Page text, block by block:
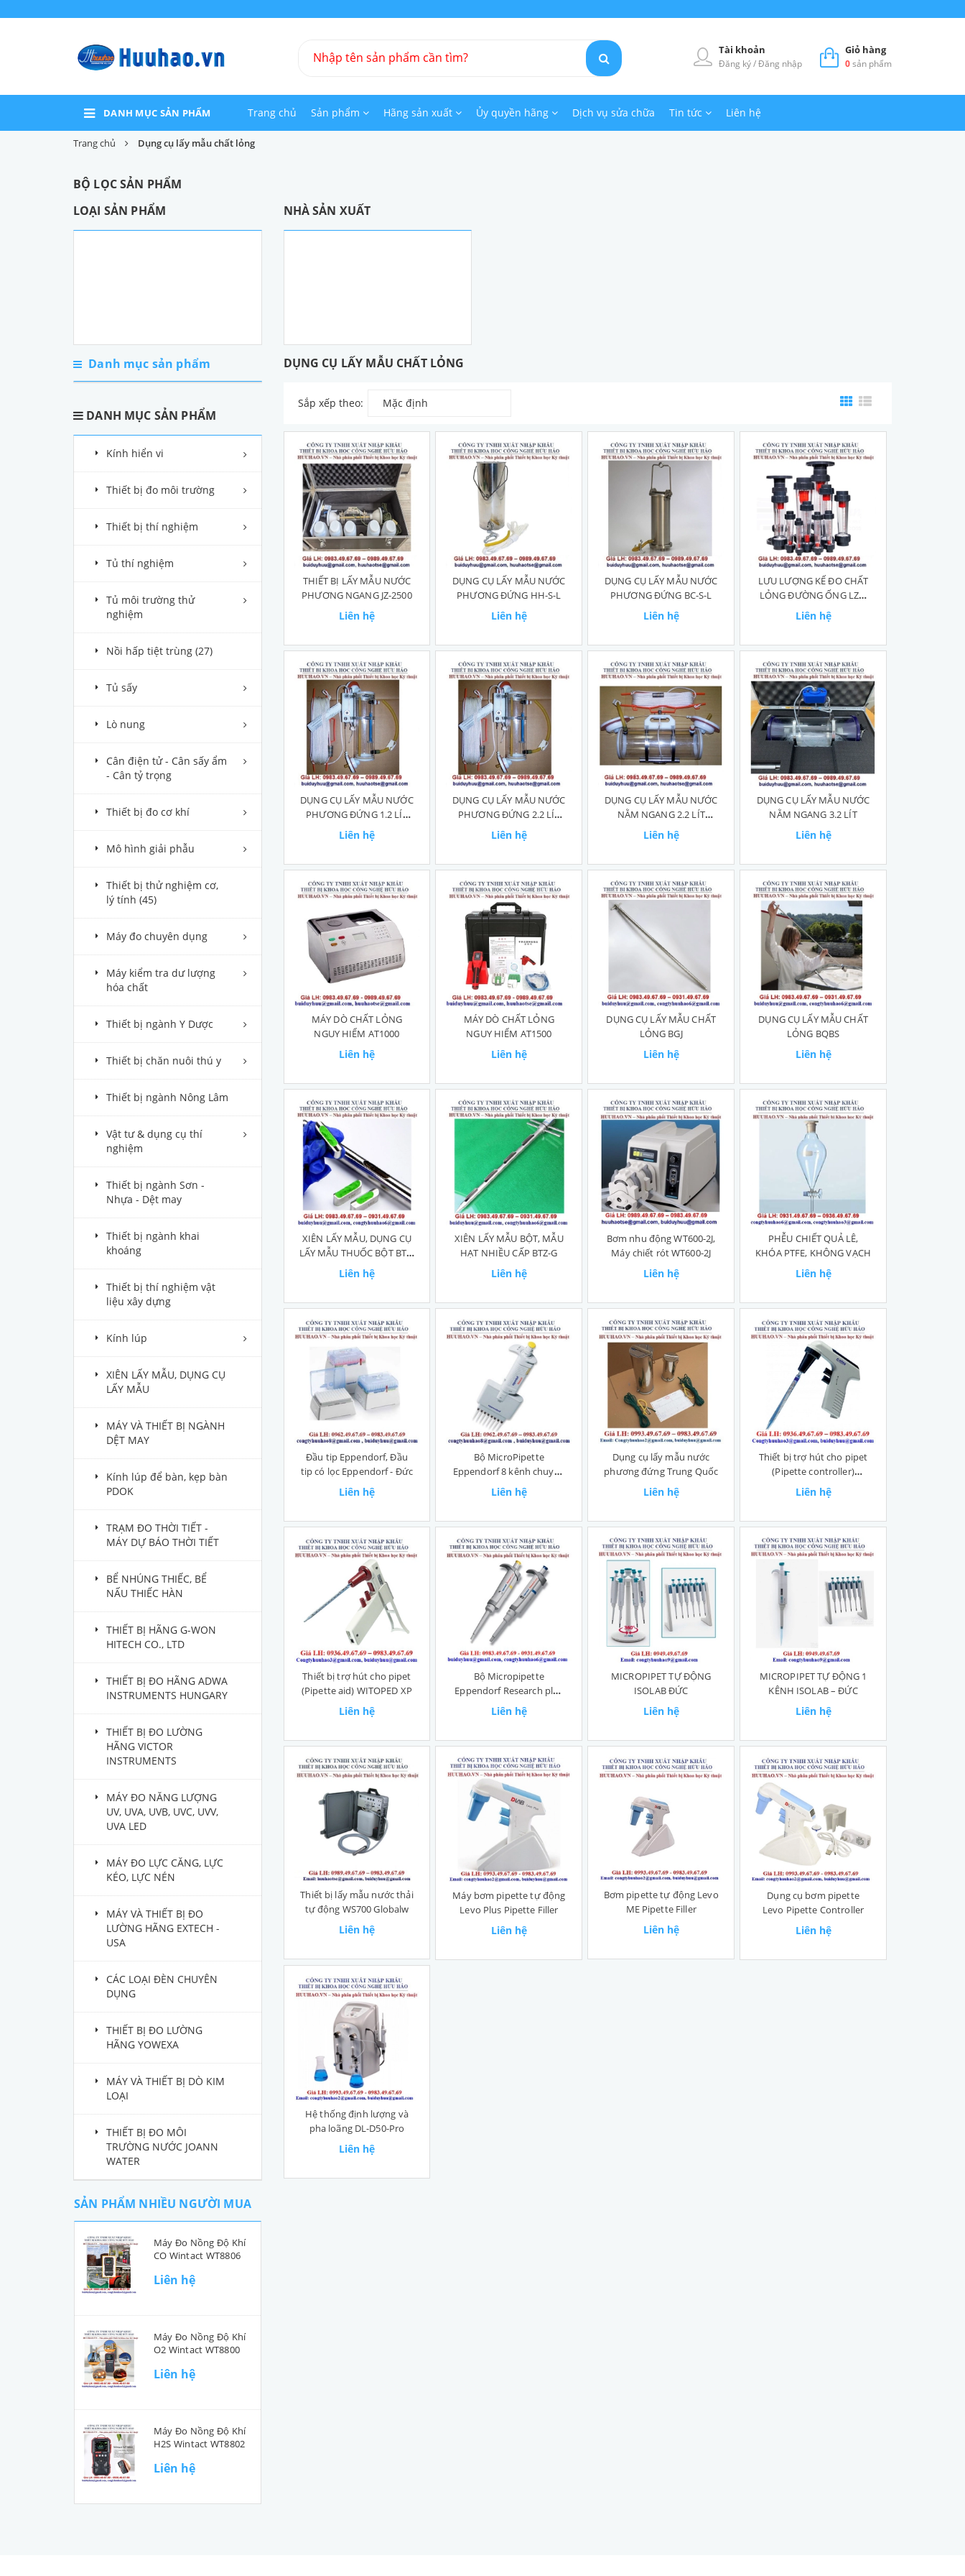
Giỏ hàng
0sản phẩm
Tài khoản
Đăng ký/Đăng nhập
DANH MỤC SẢN PHẨM Trang chủ Sản phẩm Hãng sản xuất Ủy quyền hãng Dịch vụ sửa chữa Tin tức Liên hệ
Trang chủ Dụng cụ lấy mẫu chất lỏng
BỘ LỌC SẢN PHẨM
LOẠI SẢN PHẨM
NHÀ SẢN XUẤT
DỤNG CỤ LẤY MẪU CHẤT LỎNG
Sắp xếp theo: Mặc định
THIẾT BỊ LẤY MẪU NƯỚC
PHƯƠNG NGANG JZ-2500
Liên hệ
DỤNG CỤ LẤY MẪU NƯỚC
PHƯƠNG ĐỨNG HH-S-L
Liên hệ
DỤNG CỤ LẤY MẪU NƯỚC
PHƯƠNG ĐỨNG BC-S-L
Liên hệ
LƯU LƯỢNG KẾ ĐO CHẤT
LỎNG ĐƯỜNG ỐNG LZS-
100
Liên hệ
DỤNG CỤ LẤY MẪU NƯỚC
PHƯƠNG ĐỨNG 1.2 LÍT
WSV1.2
Liên hệ
DỤNG CỤ LẤY MẪU NƯỚC
PHƯƠNG ĐỨNG 2.2 LÍT
WSV2.2
Liên hệ
DỤNG CỤ LẤY MẪU NƯỚC
NẰM NGANG 2.2 LÍT
WSH2.2
Liên hệ
DỤNG CỤ LẤY MẪU NƯỚC
NẰM NGANG 3.2 LÍT
Liên hệ
MÁY DÒ CHẤT LỎNG
NGUY HIỂM AT1000
Liên hệ
MÁY DÒ CHẤT LỎNG
NGUY HIỂM AT1500
Liên hệ
DỤNG CỤ LẤY MẪU CHẤT
LỎNG BGJ
Liên hệ
DỤNG CỤ LẤY MẪU CHẤT
LỎNG BQBS
Liên hệ
XIÊN LẤY MẪU, DỤNG CỤ
LẤY MẪU THUỐC BỘT BTZ-
Liên hệ
XIÊN LẤY MẪU BỘT, MẪU
HẠT NHIỀU CẤP BTZ-G
Liên hệ
Bơm nhu động WT600-2J,
Máy chiết rót WT600-2J
Liên hệ
PHỄU CHIẾT QUẢ LÊ,
KHÓA PTFE, KHÔNG VẠCH
Liên hệ
Đầu tip Eppendorf, Đầu
tip có lọc Eppendorf - Đức
Liên hệ
Bộ MicroPipette
Eppendorf 8 kênh chuyên
dụng
Liên hệ
Dụng cụ lấy mẫu nước
phương đứng Trung Quốc
Liên hệ
Thiết bị trợ hút cho pipet
(Pipette controller)
WITOPED Eco
Liên hệ
Thiết bị trợ hút cho pipet
(Pipette aid) WITOPED XP
Liên hệ
Bộ Micropipette
Eppendorf Research plus
– Đức
Liên hệ
MICROPIPET TỰ ĐỘNG
ISOLAB ĐỨC
Liên hệ
MICROPIPET TỰ ĐỘNG 1
KÊNH ISOLAB – ĐỨC
Liên hệ
Thiết bị lấy mẫu nước thải
tự động WS700 Globalw
Liên hệ
Máy bơm pipette tự động
Levo Plus Pipette Filler
Liên hệ
Bơm pipette tự động Levo
ME Pipette Filler
Liên hệ
Dụng cụ bơm pipette
Levo Pipette Controller
Liên hệ
Hệ thống định lượng và
pha loãng DL-D50-Pro
Liên hệ
Danh mục sản phẩm
DANH MỤC SẢN PHẨM
Kính hiển vi
Thiết bị đo môi trường
Thiết bị thí nghiệm
Tủ thí nghiệm
Tủ môi trường thử
nghiệm
Nồi hấp tiệt trùng (27)
Tủ sấy
Lò nung
Cân điện tử - Cân sấy ẩm
- Cân tỷ trọng
Thiết bị đo cơ khí
Mô hình giải phẫu
Thiết bị thử nghiệm cơ,
lý tính (45)
Máy đo chuyên dụng
Máy kiểm tra dư lượng
hóa chất
Thiết bị ngành Y Dược
Thiết bị chăn nuôi thú y
Thiết bị ngành Nông Lâm
Vật tư & dụng cụ thí
nghiệm
Thiết bị ngành Sơn -
Nhựa - Dệt may
Thiết bị ngành khai
khoáng
Thiết bị thí nghiệm vật
liệu xây dựng
Kính lúp
XIÊN LẤY MẪU, DỤNG CỤ
LẤY MẪU
MÁY VÀ THIẾT BỊ NGÀNH
DỆT MAY
Kính lúp để bàn, kẹp bàn
PDOK
TRẠM ĐO THỜI TIẾT -
MÁY DỰ BÁO THỜI TIẾT
BỂ NHÚNG THIẾC, BỂ
NẤU THIẾC HÀN
THIẾT BỊ HÃNG G-WON
HITECH CO., LTD
THIẾT BỊ ĐO HÃNG ADWA
INSTRUMENTS HUNGARY
THIẾT BỊ ĐO LƯỜNG
HÃNG VICTOR
INSTRUMENTS
MÁY ĐO NĂNG LƯỢNG
UV, UVA, UVB, UVC, UVV,
UVA LED
MÁY ĐO LỰC CĂNG, LỰC
KÉO, LỰC NÉN
MÁY VÀ THIẾT BỊ ĐO
LƯỜNG HÃNG EXTECH -
USA
CÁC LOẠI ĐÈN CHUYÊN
DỤNG
THIẾT BỊ ĐO LƯỜNG
HÃNG YOWEXA
MÁY VÀ THIẾT BỊ DÒ KIM
LOẠI
THIẾT BỊ ĐO MÔI
TRƯỜNG NƯỚC JOANN
WATER
SẢN PHẨM NHIỀU NGƯỜI MUA
Máy Đo Nồng Độ Khí
CO Wintact WT8806
Liên hệ
Máy Đo Nồng Độ Khí
O2 Wintact WT8800
Liên hệ
Máy Đo Nồng Độ Khí
H2S Wintact WT8802
Liên hệ